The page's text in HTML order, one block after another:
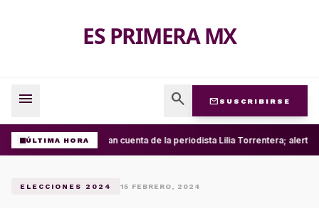
ES PRIMERA MX
menu search mail SUSCRIBIRSE
ÚLTIMA HORARoban cuenta de la periodista Lilia Torrentera; alerta
ELECCIONES 2024 15 FEBRERO, 2024